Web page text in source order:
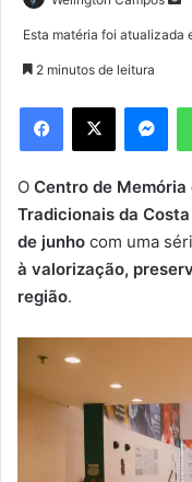
e
m
e
-
m
a
Esta matéria foi atualizada
2 minutos de leitura
O Centro de
Tradicionais da
de junho com uma
à valorização,
região.